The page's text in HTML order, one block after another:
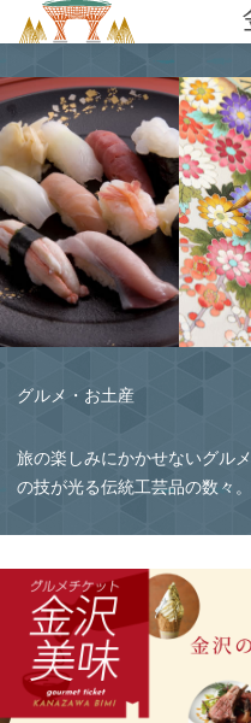
グルメ・お土産
旅の楽しみにかかせないグル
の技が光る伝統工芸品の数々